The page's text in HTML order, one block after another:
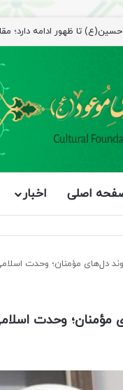
تا ظهور ادامه دارد؛
اصلی اخبار
دل‌های مؤمنان؛ وحدت
مؤمنان؛ وحدت